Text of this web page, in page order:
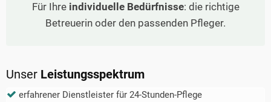
Für Ihre individuelle Bedürfnisse: die richtige
Betreuerin oder den passenden Pfleger.
Unser Leistungsspektrum
erfahrener Dienstleister für 24-Stunden-Pflege